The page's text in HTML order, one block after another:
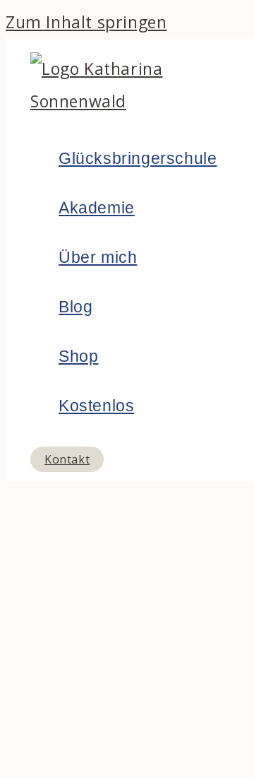
Zum Inhalt springen
Glücksbringerschule
Akademie
Über mich
Blog
Shop
Kostenlos
Kontakt